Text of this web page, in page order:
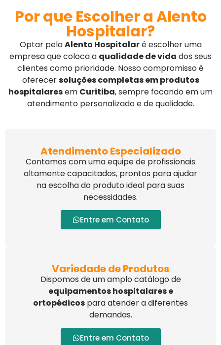
Por que Escolher a Alento
Hospitalar?
Optar pelaAlento Hospitalaré escolher uma
empresa que coloca a qualidade de vida dos seus
clientes como prioridade. Nosso compromisso é
oferecersoluções completas em produtos
hospitalaresem Curitiba, sempre focando em um
atendimento personalizado e de qualidade.
Atendimento Especializado
Contamos com uma equipe de profissionais
altamente capacitados, prontos para ajudar
na escolha do produto ideal para suas
necessidades.
Entre em Contato
Variedade de Produtos
Dispomos de um amplo catálogo de
equipamentos hospitalares e
ortopédicos para atender a diferentes
demandas.
Entre em Contato